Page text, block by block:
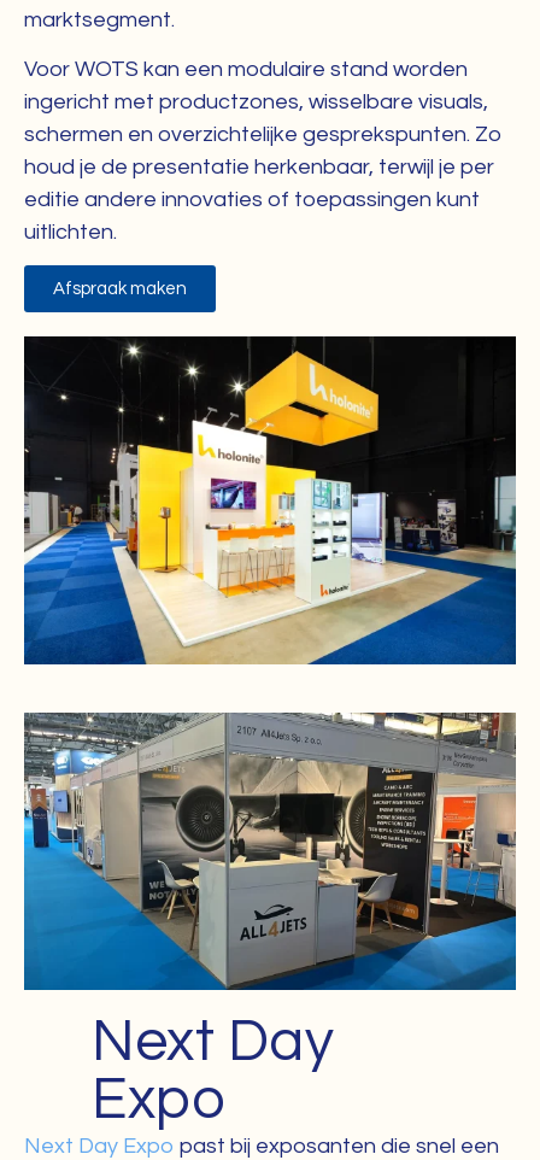
marktsegment.
Voor WOTS kan een modulaire stand worden
ingericht met productzones, wisselbare visuals,
schermen en overzichtelijke gesprekspunten. Zo
houd je de presentatie herkenbaar, terwijl je per
editie andere innovaties of toepassingen kunt
uitlichten.
Afspraak maken
Next Day
Expo
Next Day Expo past bij exposanten die snel een